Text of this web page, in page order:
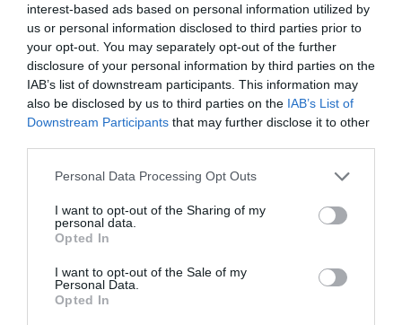
interest-based ads based on personal information utilized by
us or personal information disclosed to third parties prior to
your opt-out. You may separately opt-out of the further
disclosure of your personal information by third parties on the
IAB’s list of downstream participants. This information may
also be disclosed by us to third parties on the IAB’s List of
Downstream Participants that may further disclose it to other
Please note that this website/app uses one or more Google
not limited to your visit or usage behaviour. You may click to
grant or deny consent to Google and its third-party tags to
use your data for below specified purposes in below Google
consent section.
Personal Data Processing Opt Outs
I want to opt-out of the Sharing of my
personal data.
Opted In
I want to opt-out of the Sale of my
Personal Data.
Opted In
Tekne agli americani: il Golden Power è l’ultima trincea
di uno Stato senza politica...
7 Agosto 2026